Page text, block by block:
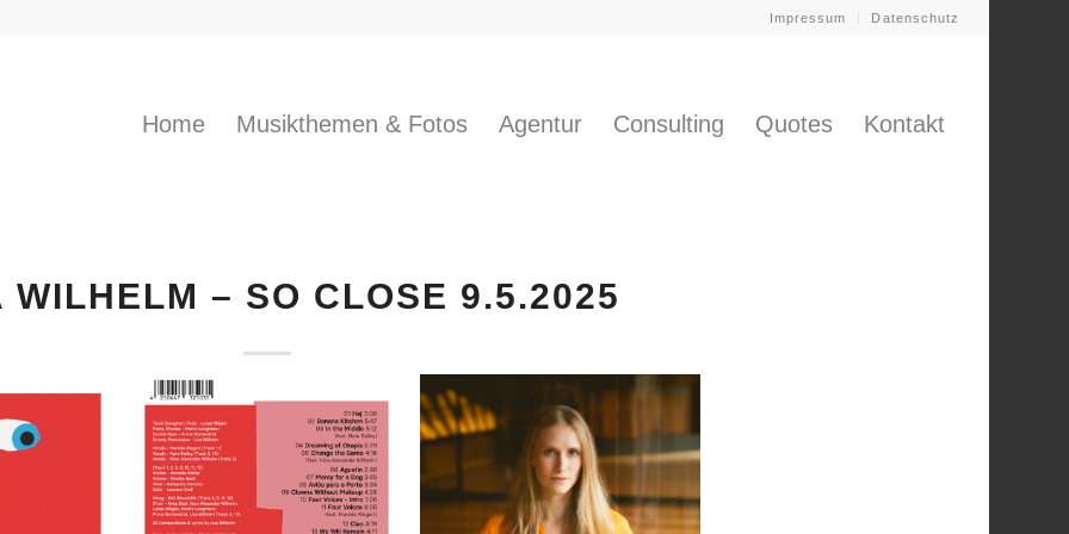
Impressum Datenschutz
Home Musikthemen & Fotos Agentur Consulting Quotes Kontakt
WILHELM – SO CLOSE 9.5.2025